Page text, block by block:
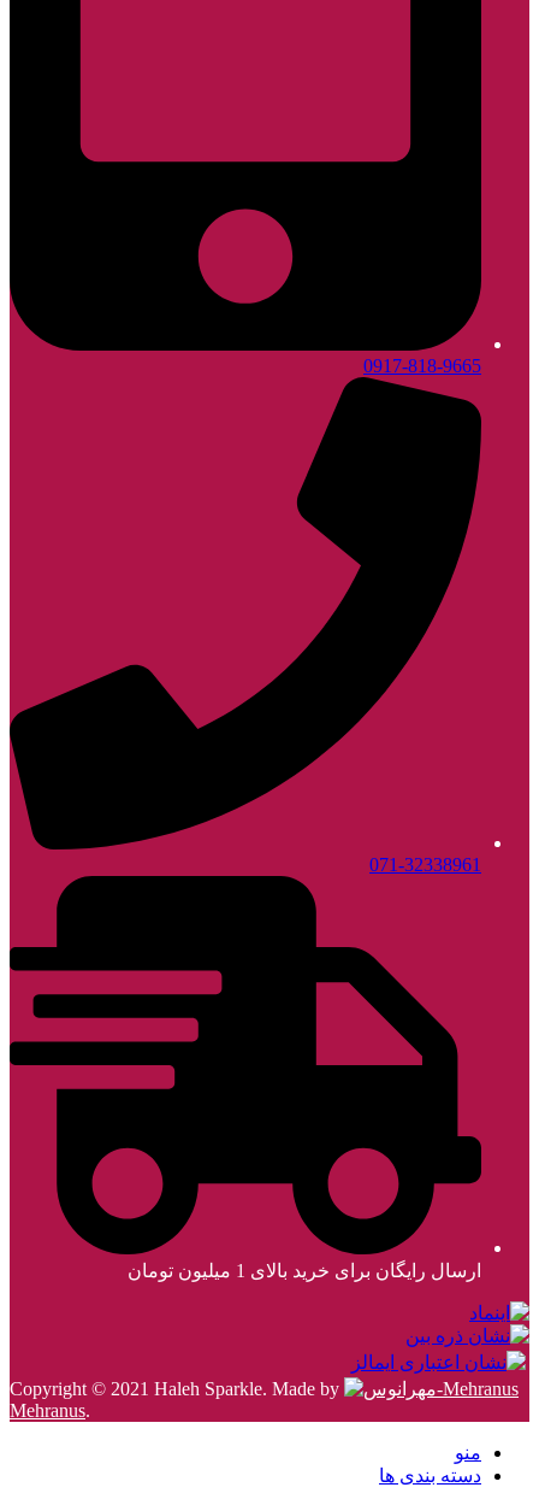
0917-818-9665
071-32338961
ارسال رایگان برای خرید بالای 1 میلیون تومان
Copyright © 2021 Haleh Sparkle. Made by
Mehranus.
منو
دسته بندی ها